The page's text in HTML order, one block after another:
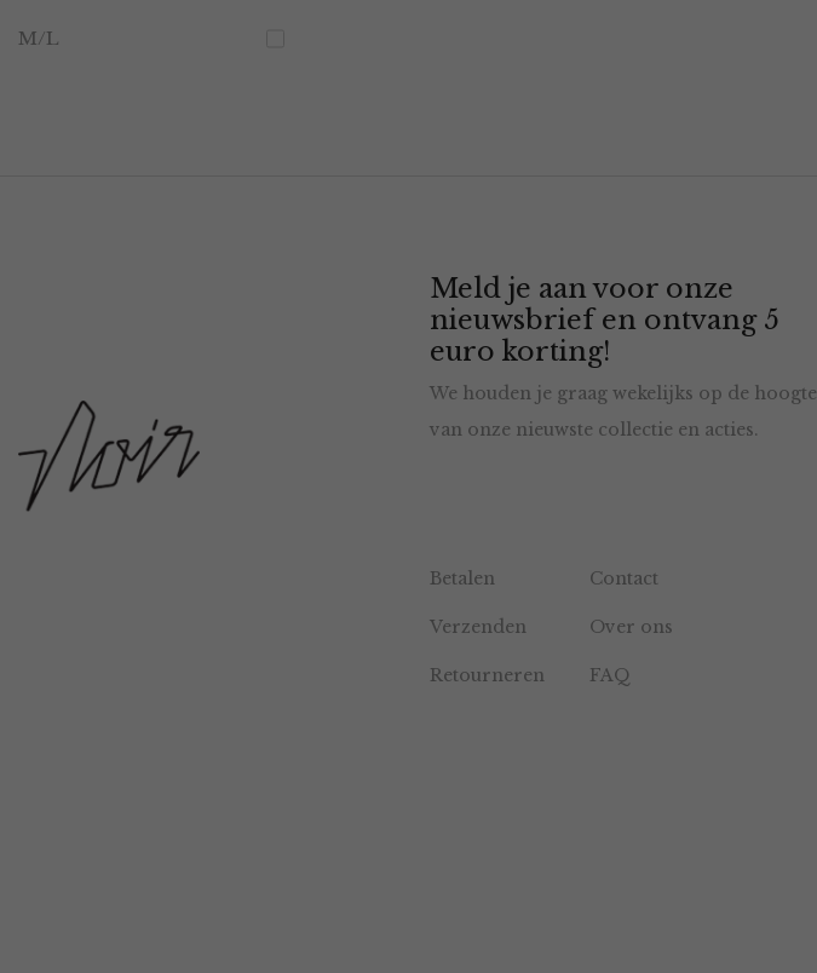
M/L
Meld je aan voor onze
nieuwsbrief en ontvang 5
euro korting!
We houden je graag wekelijks op de hoogte
van onze nieuwste collectie en acties.
Betalen Contact
Verzenden Over ons
Retourneren FAQ